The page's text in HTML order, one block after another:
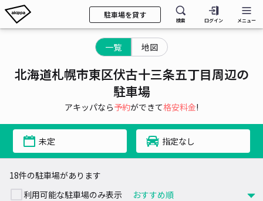
駐車場を貸す
検索 ログイン メニュー
一覧 地図
北海道札幌市東区伏古十三条五丁目周辺の
駐車場
アキッパなら予約ができて格安料金!
未定 指定なし
18件の駐車場があります
利用可能な駐車場のみ表示